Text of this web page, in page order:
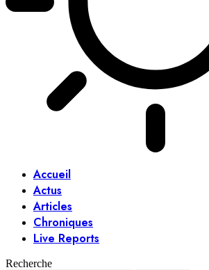
Accueil
Actus
Articles
Chroniques
Live Reports
Recherche